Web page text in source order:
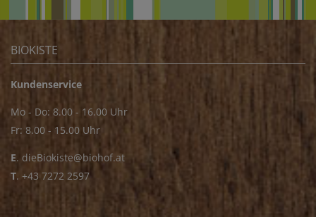
BIOKISTE
Kundenservice
Mo - Do: 8.00 - 16.00 Uhr
Fr: 8.00 - 15.00 Uhr
E. dieBiokiste@biohof.at
T. +43 7272 2597